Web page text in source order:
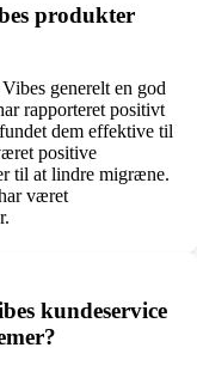
produkter
generelt en god
rapporteret positivt
dem effektive til
positive
til at lindre migræne.
været
kundeservice